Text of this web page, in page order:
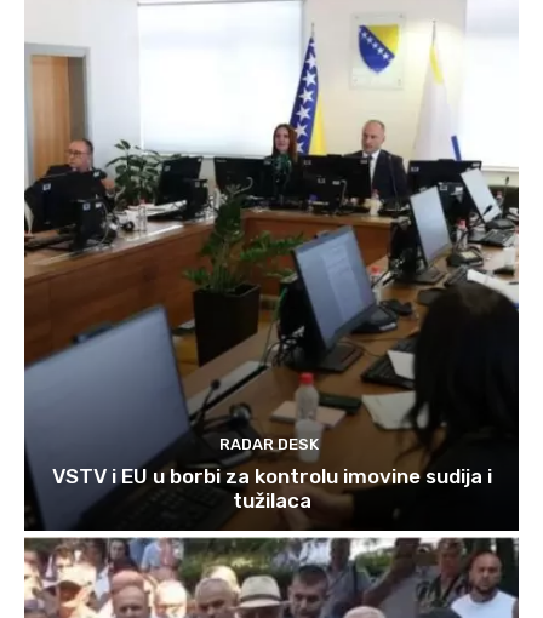
RADAR DESK
VSTV i EU u borbi za kontrolu imovine sudija i
tužilaca